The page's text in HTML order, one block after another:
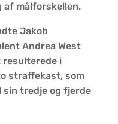
af målforskellen.
Jakob
Andrea West
resulterede i
straffekast, som
tredje og fjerde